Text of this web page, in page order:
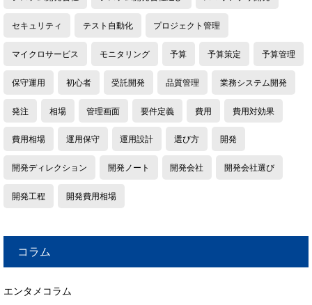
セキュリティ テスト自動化 プロジェクト管理
マイクロサービス モニタリング 予算 予算策定 予算管理
保守運用 初心者 受託開発 品質管理 業務システム開発
発注 相場 管理画面 要件定義 費用 費用対効果
費用相場 運用保守 運用設計 選び方 開発
開発ディレクション 開発ノート 開発会社 開発会社選び
開発工程 開発費用相場
コラム
エンタメコラム